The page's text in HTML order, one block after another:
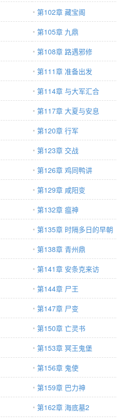
第102章 藏宝阁
第105章 九鼎
第108章 路遇邪修
第111章 准备出发
第114章 与大军汇合
第117章 大夏与安息
第120章 行军
第123章 交战
第126章 鸡同鸭讲
第129章 咸阳变
第132章 瘟神
第135章 时隔多日的早朝
第138章 青州鼎
第141章 安条克来访
第144章 尸王
第147章 尸变
第150章 亡灵书
第153章 冥王鬼堡
第156章 鬼使
第159章 巴力神
第162章 海底墓2